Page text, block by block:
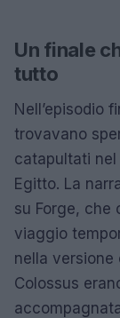
Un finale
tutto
Nell’episodio
trovavano
catapultati nel
Egitto. La
su Forge, che
viaggio
nella versione
Colossus